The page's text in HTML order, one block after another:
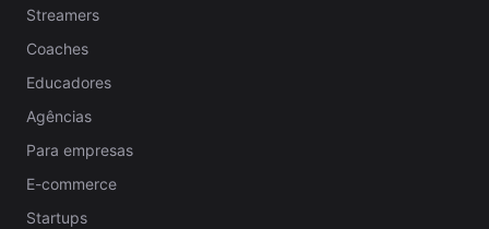
Streamers
Coaches
Educadores
Agências
Para empresas
E-commerce
Startups